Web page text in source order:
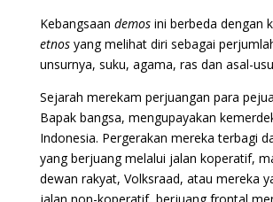
Kebangsaan demosini berbeda dengan
etnosyang melihat diri sebagai
unsurnya, suku, agama, ras dan asal-
Sejarah merekam perjuangan para
Bapak bangsa, mengupayakan
Indonesia. Pergerakan mereka terbagi
yang berjuang melalui jalan koperatif,
dewan rakyat, Volksraad, atau mereka